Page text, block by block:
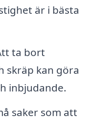
är i bästa
ta bort
skräp kan göra
inbjudande.
saker som att